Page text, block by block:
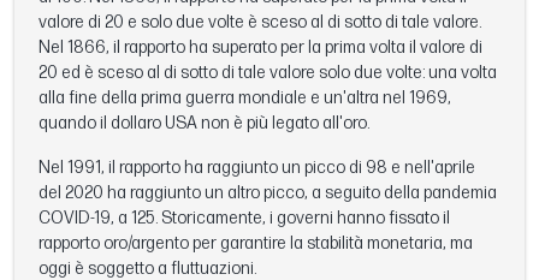
valore di 20 e solo due volte è sceso al di sotto di tale valore.
Nel 1866, il rapporto ha superato per la prima volta il valore di
20 ed è sceso al di sotto di tale valore solo due volte: una volta
alla fine della prima guerra mondiale e un'altra nel 1969,
quando il dollaro USA non è più legato all'oro.
Nel 1991, il rapporto ha raggiunto un picco di 98 e nell'aprile
del 2020 ha raggiunto un altro picco, a seguito della pandemia
COVID-19, a 125. Storicamente, i governi hanno fissato il
rapporto oro/argento per garantire la stabilità monetaria, ma
oggi è soggetto a fluttuazioni.